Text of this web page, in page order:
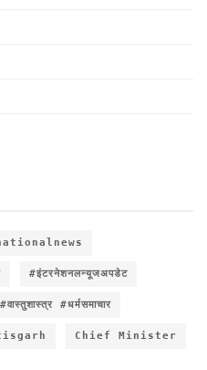
#इंटरनेशनलन्यूजअपडेट
#वास्तुशास्त्र #धर्मसमाचार
Chief Minister